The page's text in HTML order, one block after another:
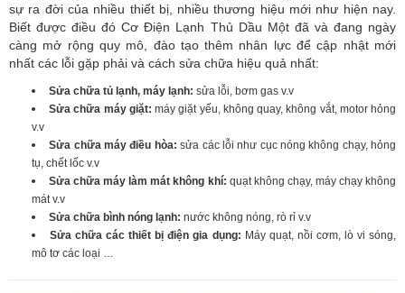
sự ra đời của nhiều thiết bị, nhiều thương hiệu mới như hiện nay.
Biết được điều đó Cơ Điện Lạnh Thủ Dầu Một đã và đang ngày
càng mở rộng quy mô, đào tạo thêm nhân lực để cập nhật mới
nhất các lỗi gặp phải và cách sửa chữa hiệu quả nhất:
Sửa chữa tủ lạnh, máy lạnh: sửa lỗi, bơm gas v.v
Sửa chữa máy giặt:máy giặt yếu, không quay, không vắt, motor hỏng
v.v
Sửa chữa máy điều hòa: sửa các lỗi như cục nóng không chạy, hỏng
tụ, chết lốc v.v
Sửa chữa máy làm mát không khí: quạt không chạy, máy chạy không
mát v.v
Sửa chữa bình nóng lạnh: nước không nóng, rò rỉ v.v
Sửa chữa các thiết bị điện gia dụng: Máy quạt, nồi cơm, lò vi sóng,
mô tơ các loại …